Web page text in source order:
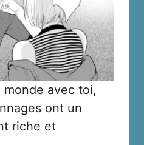
monde avec toi,
ont un
riche et